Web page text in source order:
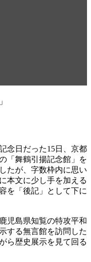
念日だった15日、京都
「舞鶴引揚記念館」を
たが、字数枠内に思い
本文に少し手を加える
を「後記」として下に
児島県知覧の特攻平和
する無言館を訪問した
ら歴史展示を見て回る